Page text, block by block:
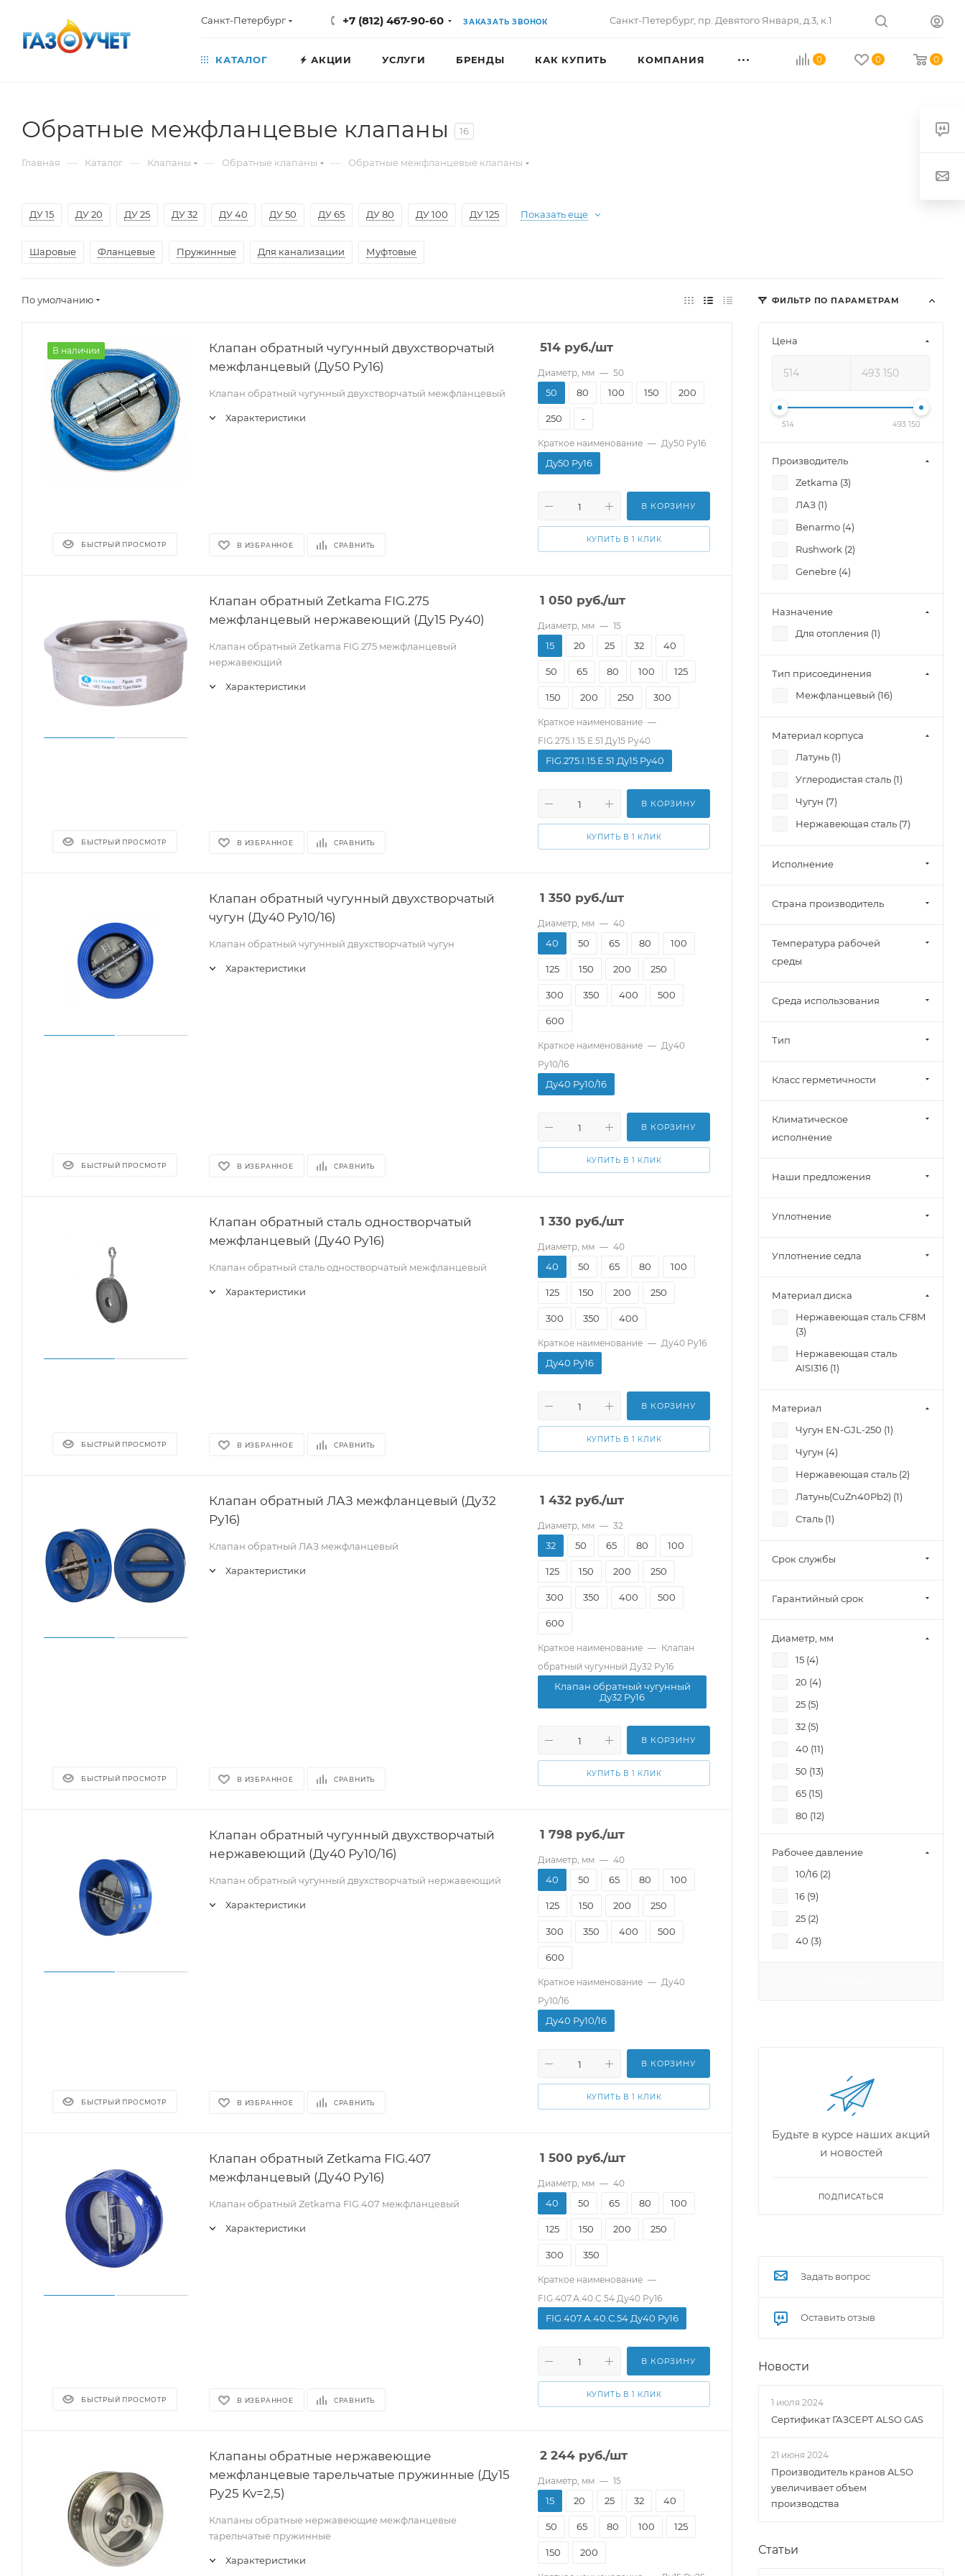
Санкт-Петербург +7 (812) 467-90-60 ЗАКАЗАТЬ ЗВОНОК Санкт-Петербург, пр. Девятого Января, д.3, к.1
0 0 0
КАТАЛОГ АКЦИИ УСЛУГИ БРЕНДЫ КАК КУПИТЬ КОМПАНИЯ
Обратные межфланцевые клапаны 16
Главная — Каталог — Клапаны — Обратные клапаны — Обратные межфланцевые клапаны
ДУ 15 ДУ 20 ДУ 25 ДУ 32 ДУ 40 ДУ 50 ДУ 65 ДУ 80 ДУ 100 ДУ 125 Показать еще
Шаровые Фланцевые Пружинные Для канализации Муфтовые
По умолчанию
В наличии
БЫСТРЫЙ ПРОСМОТР
Клапан обратный чугунный двухстворчатый
межфланцевый (Ду50 Pу16)
Клапан обратный чугунный двухстворчатый межфланцевый
Характеристики
В ИЗБРАННОЕ СРАВНИТЬ
514 руб./шт
Диаметр, мм — 50
50 80 100 150 200
250 -
Краткое наименование — Ду50 Pу16
Ду50 Pу16
В КОРЗИНУ
КУПИТЬ В 1 КЛИК
БЫСТРЫЙ ПРОСМОТР
Клапан обратный Zetkama FIG.275
межфланцевый нержавеющий (Ду15 Pу40)
Клапан обратный Zetkama FIG.275 межфланцевый
нержавеющий
Характеристики
В ИЗБРАННОЕ СРАВНИТЬ
1 050 руб./шт
Диаметр, мм — 15
15 20 25 32 40
50 65 80 100 125
150 200 250 300
Краткое наименование —
FIG.275.I.15.E.51 Ду15 Pу40
FIG.275.I.15.E.51 Ду15 Pу40
В КОРЗИНУ
КУПИТЬ В 1 КЛИК
БЫСТРЫЙ ПРОСМОТР
Клапан обратный чугунный двухстворчатый
чугун (Ду40 Ру10/16)
Клапан обратный чугунный двухстворчатый чугун
Характеристики
В ИЗБРАННОЕ СРАВНИТЬ
1 350 руб./шт
Диаметр, мм — 40
40 50 65 80 100
125 150 200 250
300 350 400 500
600
Краткое наименование — Ду40
Ру10/16
Ду40 Ру10/16
В КОРЗИНУ
КУПИТЬ В 1 КЛИК
БЫСТРЫЙ ПРОСМОТР
Клапан обратный сталь одностворчатый
межфланцевый (Ду40 Ру16)
Клапан обратный сталь одностворчатый межфланцевый
Характеристики
В ИЗБРАННОЕ СРАВНИТЬ
1 330 руб./шт
Диаметр, мм — 40
40 50 65 80 100
125 150 200 250
300 350 400
Краткое наименование — Ду40 Ру16
Ду40 Ру16
В КОРЗИНУ
КУПИТЬ В 1 КЛИК
БЫСТРЫЙ ПРОСМОТР
Клапан обратный ЛАЗ межфланцевый (Ду32
Pу16)
Клапан обратный ЛАЗ межфланцевый
Характеристики
В ИЗБРАННОЕ СРАВНИТЬ
1 432 руб./шт
Диаметр, мм — 32
32 50 65 80 100
125 150 200 250
300 350 400 500
600
Краткое наименование — Клапан
обратный чугунный Ду32 Pу16
Клапан обратный чугунный
Ду32 Pу16
В КОРЗИНУ
КУПИТЬ В 1 КЛИК
БЫСТРЫЙ ПРОСМОТР
Клапан обратный чугунный двухстворчатый
нержавеющий (Ду40 Ру10/16)
Клапан обратный чугунный двухстворчатый нержавеющий
Характеристики
В ИЗБРАННОЕ СРАВНИТЬ
1 798 руб./шт
Диаметр, мм — 40
40 50 65 80 100
125 150 200 250
300 350 400 500
600
Краткое наименование — Ду40
Ру10/16
Ду40 Ру10/16
В КОРЗИНУ
КУПИТЬ В 1 КЛИК
БЫСТРЫЙ ПРОСМОТР
Клапан обратный Zetkama FIG.407
межфланцевый (Ду40 Pу16)
Клапан обратный Zetkama FIG.407 межфланцевый
Характеристики
В ИЗБРАННОЕ СРАВНИТЬ
1 500 руб./шт
Диаметр, мм — 40
40 50 65 80 100
125 150 200 250
300 350
Краткое наименование —
FIG.407.А.40.C.54 Ду40 Pу16
FIG.407.А.40.C.54 Ду40 Pу16
В КОРЗИНУ
КУПИТЬ В 1 КЛИК
Клапаны обратные нержавеющие
межфланцевые тарельчатые пружинные (Ду15
Ру25 Kv=2,5)
Клапаны обратные нержавеющие межфланцевые
тарельчатые пружинные
Характеристики
2 244 руб./шт
Диаметр, мм — 15
15 20 25 32 40
50 65 80 100 125
150 200
ФИЛЬТР ПО ПАРАМЕТРАМ
Цена
514 493 150
Производитель
Zetkama (3)
ЛАЗ (1)
Benarmo (4)
Rushwork (2)
Genebre (4)
Назначение
Для отопления (1)
Тип присоединения
Межфланцевый (16)
Материал корпуса
Латунь (1)
Углеродистая сталь (1)
Чугун (7)
Нержавеющая сталь (7)
Исполнение
Страна производитель
Температура рабочей
среды
Среда использования
Тип
Класс герметичности
Климатическое
исполнение
Наши предложения
Уплотнение
Уплотнение седла
Материал диска
Нержавеющая сталь CF8M
(3)
Нержавеющая сталь
AISI316 (1)
Материал
Чугун EN-GJL-250 (1)
Чугун (4)
Нержавеющая сталь (2)
Латунь(CuZn40Pb2) (1)
Сталь (1)
Срок службы
Гарантийный срок
Диаметр, мм
15 (4)
20 (4)
25 (5)
32 (5)
40 (11)
50 (13)
65 (15)
80 (12)
12
12
200 (
250 (
300 ( 9
Рабочее давление
10/16 (2)
16 (9)
25 (2)
40 (3)
Будьте в курсе наших акций
и новостей
ПОДПИСАТЬСЯ
Задать вопрос
Оставить отзыв
Новости
1 июля 2024
Сертификат ГАЗСЕРТ ALSO GAS
21 июня 2024
Производитель кранов ALSO
увеличивает объем
производства
Статьи